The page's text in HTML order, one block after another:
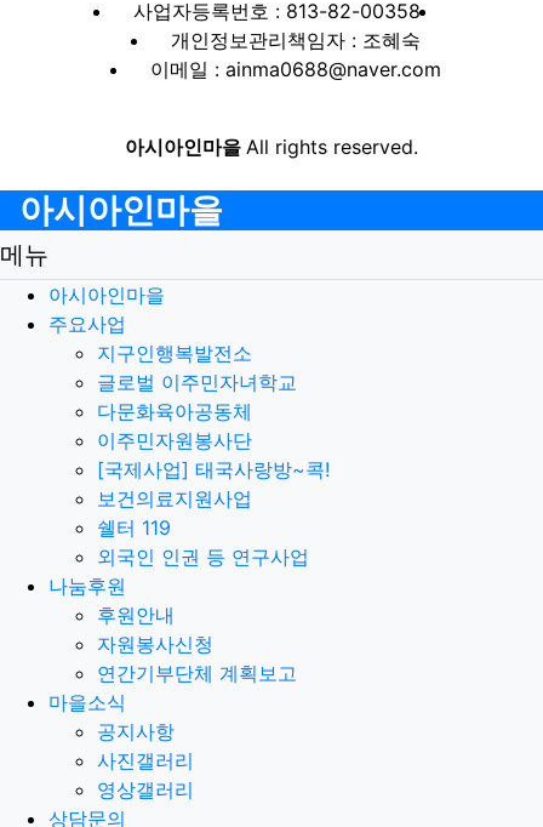
사업자등록번호 : 813-82-00358
개인정보관리책임자 : 조혜숙
이메일 : ainma0688@naver.com
아시아인마을 All rights reserved.
아시아인마을
메뉴
아시아인마을
주요사업
지구인행복발전소
글로벌 이주민자녀학교
다문화육아공동체
이주민자원봉사단
[국제사업] 태국사랑방~콕!
보건의료지원사업
쉘터 119
외국인 인권 등 연구사업
나눔후원
후원안내
자원봉사신청
연간기부단체 계획보고
마을소식
공지사항
사진갤러리
영상갤러리
상담문의